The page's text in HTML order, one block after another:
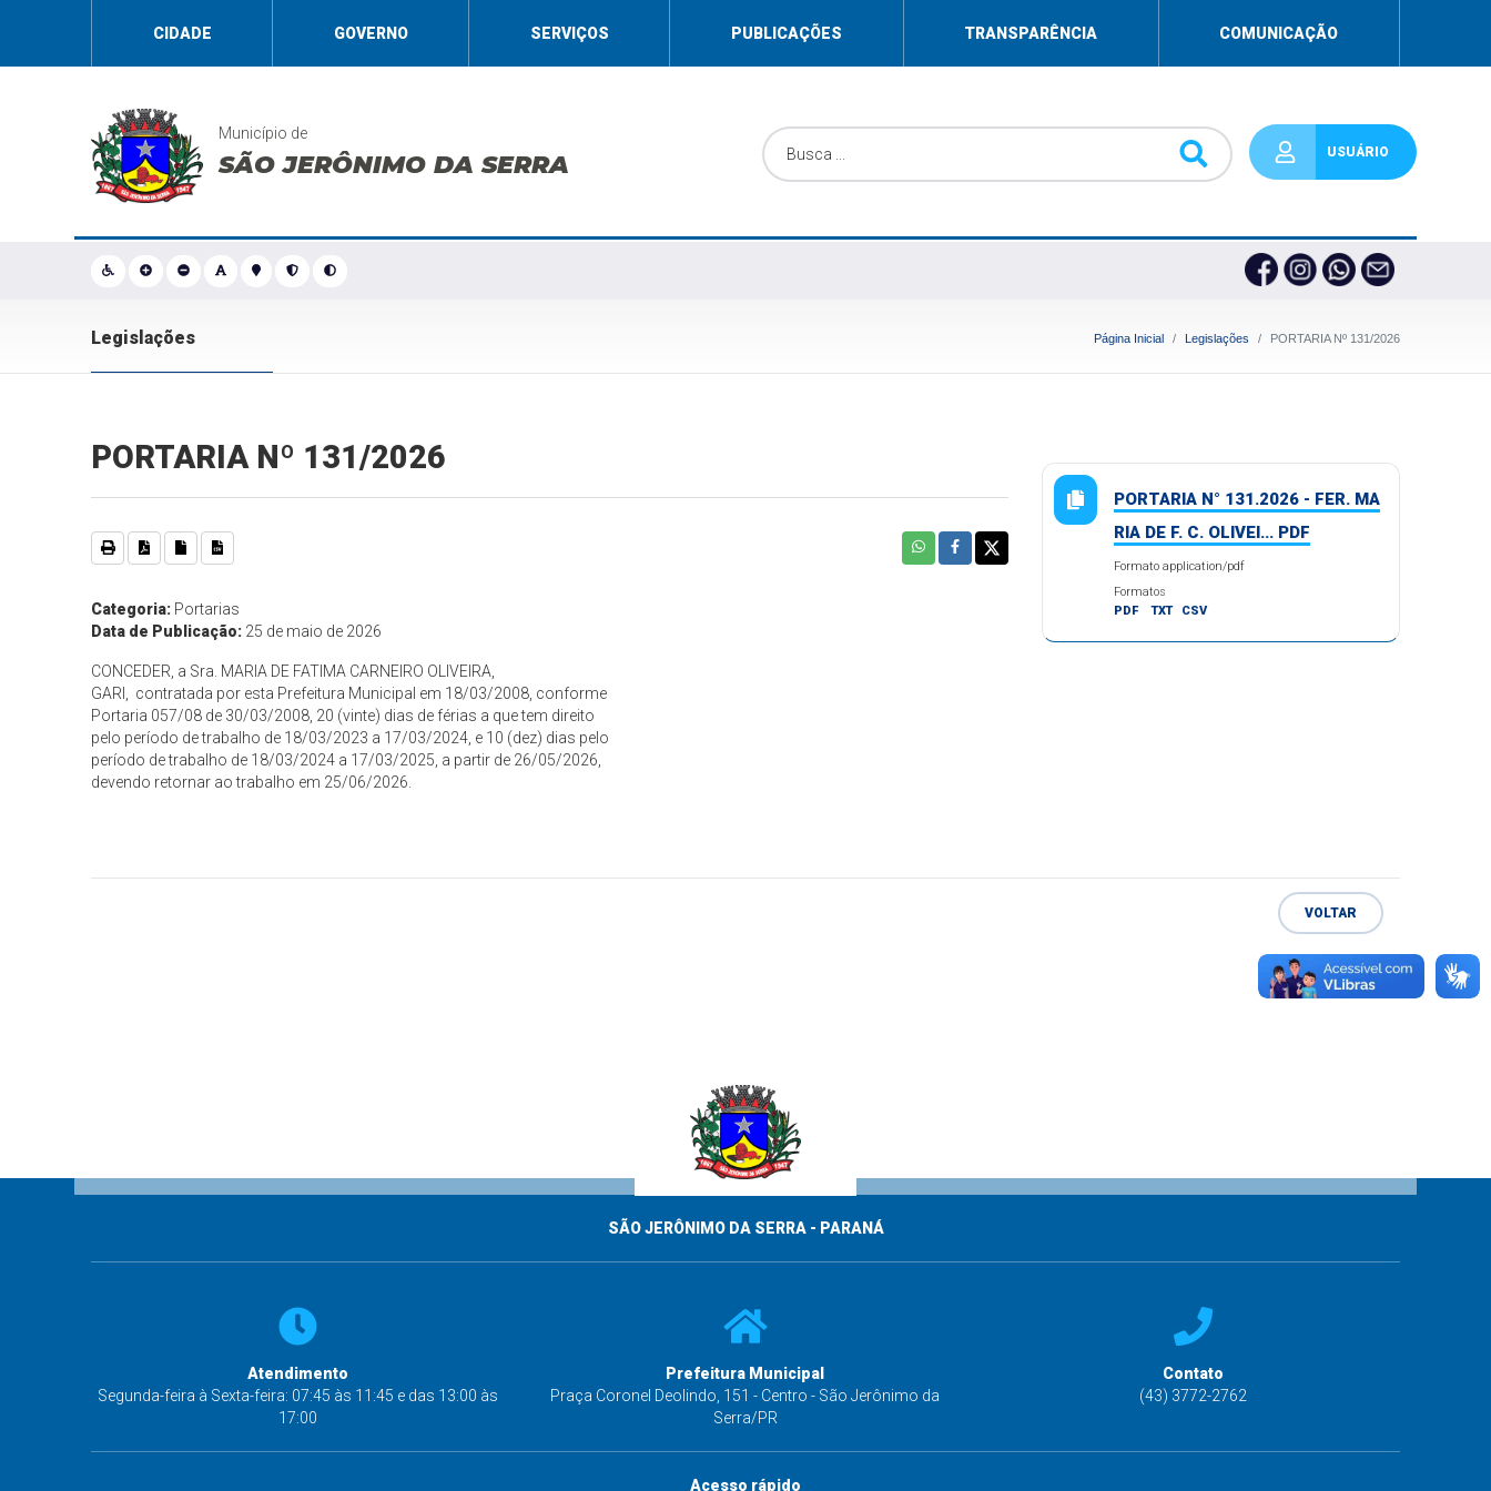
CIDADE GOVERNO SERVIÇOS PUBLICAÇÕES TRANSPARÊNCIA COMUNICAÇÃO
Município de
SÃO JERÔNIMO DA SERRA USUÁRIO
Legislações Página Inicial Legislações PORTARIA Nº 131/2026
PORTARIA Nº 131/2026
Categoria: Portarias
Data de Publicação: 25 de maio de 2026
CONCEDER, a Sra. MARIA DE FATIMA CARNEIRO OLIVEIRA,
GARI, contratada por esta Prefeitura Municipal em 18/03/2008, conforme
Portaria 057/08 de 30/03/2008, 20 (vinte) dias de férias a que tem direito
pelo período de trabalho de 18/03/2023 a 17/03/2024, e 10 (dez) dias pelo
período de trabalho de 18/03/2024 a 17/03/2025, a partir de 26/05/2026,
devendo retornar ao trabalho em 25/06/2026.
PORTARIA N° 131.2026 - FER. MA
RIA DE F. C. OLIVEI... PDF
Formato application/pdf
Formatos
PDF
TXT CSV
VOLTAR
SÃO JERÔNIMO DA SERRA - PARANÁ
Atendimento
Segunda-feira à Sexta-feira: 07:45 às 11:45 e das 13:00 às
17:00
Prefeitura Municipal
Praça Coronel Deolindo, 151 - Centro - São Jerônimo da
Serra/PR
Contato
(43) 3772-2762
Acesso rápido